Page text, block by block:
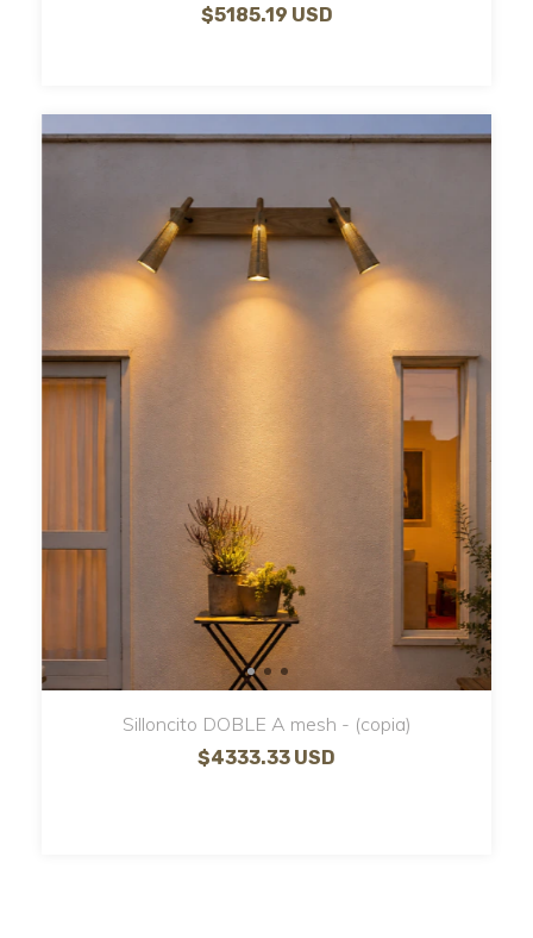
$5185.19 USD
Silloncito DOBLE A mesh - (copia)
$4333.33 USD